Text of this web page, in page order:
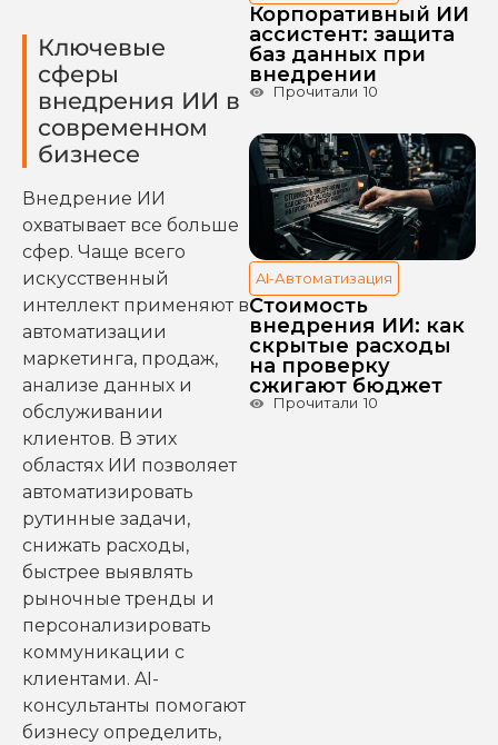
Ключевые
сферы
внедрения ИИ в
современном
бизнесе
Внедрение ИИ
охватывает все больше
сфер. Чаще всего
искусственный
интеллект применяют в
автоматизации
маркетинга, продаж,
анализе данных и
обслуживании
клиентов. В этих
областях ИИ позволяет
автоматизировать
рутинные задачи,
снижать расходы,
быстрее выявлять
рыночные тренды и
персонализировать
коммуникации с
клиентами. AI-
консультанты помогают
бизнесу определить,
Корпоративный ИИ
ассистент: защита
баз данных при
внедрении
Прочитали 10
AI-Автоматизация
Стоимость
внедрения ИИ: как
скрытые расходы
на проверку
сжигают бюджет
Прочитали 10